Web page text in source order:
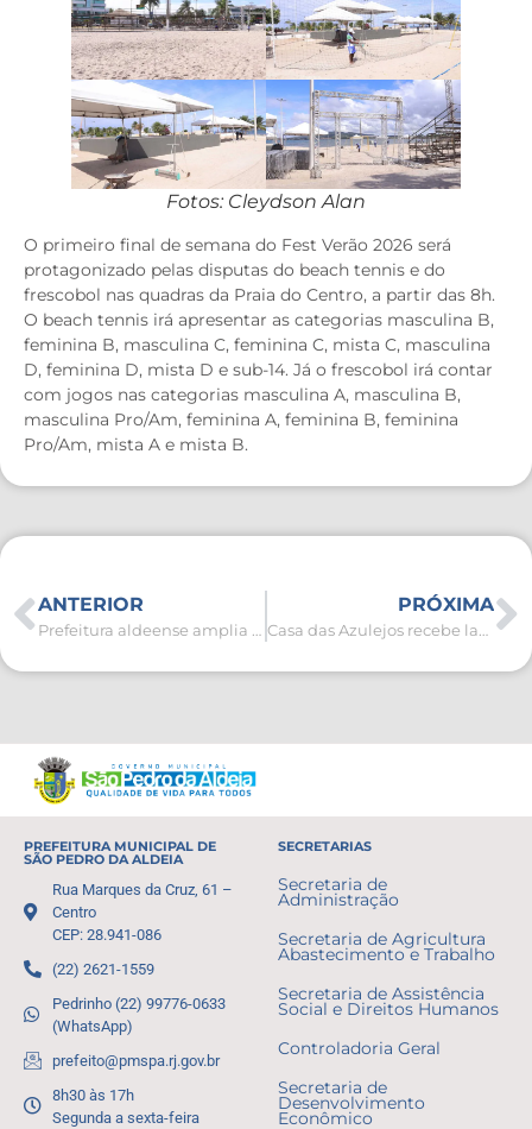
Fotos: Cleydson Alan
O primeiro final de semana do Fest Verão 2026 será
protagonizado pelas disputas do beach tennis e do
frescobol nas quadras da Praia do Centro, a partir das 8h.
O beach tennis irá apresentar as categorias masculina B,
feminina B, masculina C, feminina C, mista C, masculina
D, feminina D, mista D e sub-14. Já o frescobol irá contar
com jogos nas categorias masculina A, masculina B,
masculina Pro/Am, feminina A, feminina B, feminina
Pro/Am, mista A e mista B.
ANTERIOR PRÓXIMA
PREFEITURA MUNICIPAL DE
SÃO PEDRO DA ALDEIA
Rua Marques da Cruz, 61 –
Centro
CEP: 28.941-086
(22) 2621-1559
Pedrinho (22) 99776-0633
(WhatsApp)
prefeito@pmspa.rj.gov.br
8h30 às 17h
Segunda a sexta-feira
SECRETARIAS
Secretaria de
Administração
Secretaria de Agricultura
Abastecimento e Trabalho
Secretaria de Assistência
Social e Direitos Humanos
Controladoria Geral
Secretaria de
Desenvolvimento
Econômico